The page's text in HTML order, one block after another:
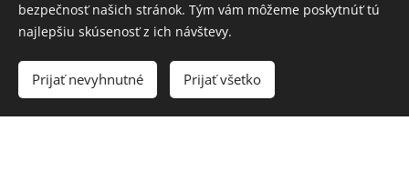
bezpečnosť našich stránok. Tým vám môžeme poskytnúť tú
najlepšiu skúsenosť z ich návštevy.
Prijať nevyhnutné Prijať všetko